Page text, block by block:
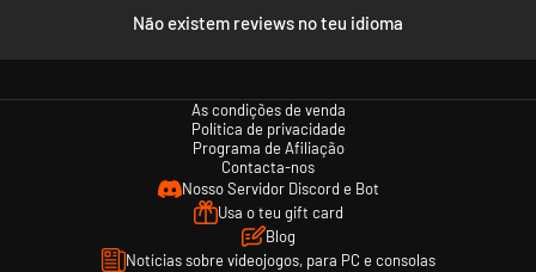
Solo or with friends – anytime!
You can face the backyard alone or together, online, with up to three
friends. Not only that, but with the Shared Worlds feature, you can
continue to play in your shared world even if the original host is not on,
with all your progression saving!
Não existem reviews no teu idioma
As condições de venda
Política de privacidade
Programa de Afiliação
Contacta-nos
Nosso Servidor Discord e Bot
Usa o teu gift card
Blog
Notícias sobre videojogos, para PC e consolas